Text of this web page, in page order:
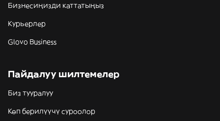
Бизнесиңизди каттатыңыз
Курьерлер
Glovo Business
Пайдалуу шилтемелер
Биз тууралуу
Көп берилүүчү суроолор